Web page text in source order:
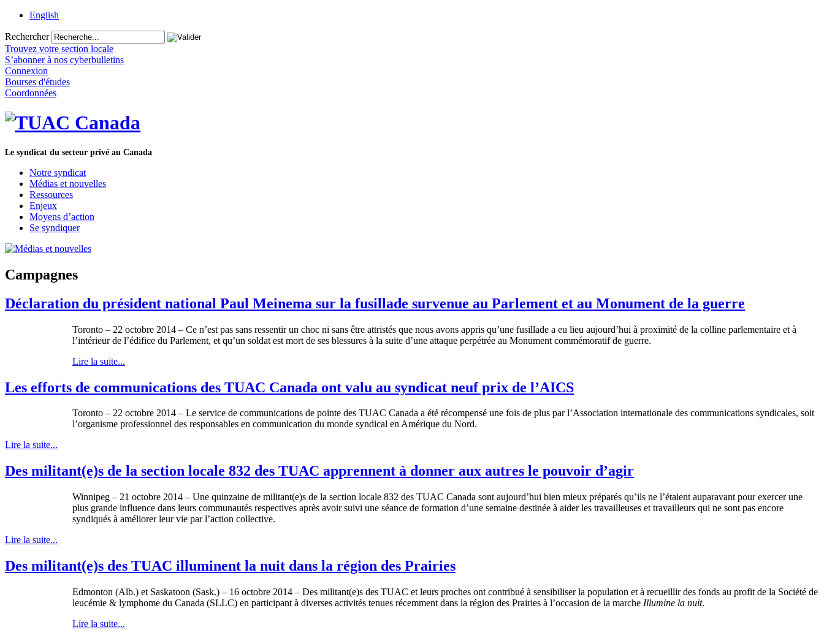
English
Rechercher
Trouvez votre section locale
S’abonner à nos cyberbulletins
Connexion
Bourses d'études
Coordonnées
Le syndicat du secteur privé au Canada
Notre syndicat
Médias et nouvelles
Ressources
Enjeux
Moyens d’action
Se syndiquer
Campagnes
Déclaration du président national Paul Meinema sur la fusillade survenue au Parlement et au Monument de la guerre
Toronto – 22 octobre 2014 – Ce n’est pas sans ressentir un choc ni sans être attristés que nous avons appris qu’une fusillade a eu lieu aujourd’hui à proximité de la colline parlementaire et à
l’intérieur de l’édifice du Parlement, et qu’un soldat est mort de ses blessures à la suite d’une attaque perpétrée au Monument commémoratif de guerre.
Lire la suite...
Les efforts de communications des TUAC Canada ont valu au syndicat neuf prix de l’AICS
Toronto – 22 octobre 2014 – Le service de communications de pointe des TUAC Canada a été récompensé une fois de plus par l’Association internationale des communications syndicales, soit
l’organisme professionnel des responsables en communication du monde syndical en Amérique du Nord.
Lire la suite...
Des militant(e)s de la section locale 832 des TUAC apprennent à donner aux autres le pouvoir d’agir
Winnipeg – 21 octobre 2014 – Une quinzaine de militant(e)s de la section locale 832 des TUAC Canada sont aujourd’hui bien mieux préparés qu’ils ne l’étaient auparavant pour exercer une
plus grande influence dans leurs communautés respectives après avoir suivi une séance de formation d’une semaine destinée à aider les travailleuses et travailleurs qui ne sont pas encore
syndiqués à améliorer leur vie par l’action collective.
Lire la suite...
Des militant(e)s des TUAC illuminent la nuit dans la région des Prairies
Edmonton (Alb.) et Saskatoon (Sask.) – 16 octobre 2014 – Des militant(e)s des TUAC et leurs proches ont contribué à sensibiliser la population et à recueillir des fonds au profit de la Société de
leucémie & lymphome du Canada (SLLC) en participant à diverses activités tenues récemment dans la région des Prairies à l’occasion de la marche Illumine la nuit.
Lire la suite...